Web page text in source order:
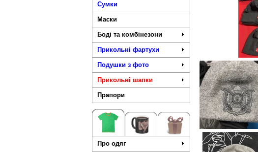
Сумки
Маски
Боді та комбінезони
Прикольні фартухи
Подушки з фото
Прикольні шапки
Прапори
Про одяг